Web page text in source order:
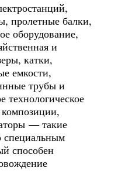
пролетные балки,
оборудование,
и
катки,
емкости,
трубы и
технологическое
— такие
специальным
способен